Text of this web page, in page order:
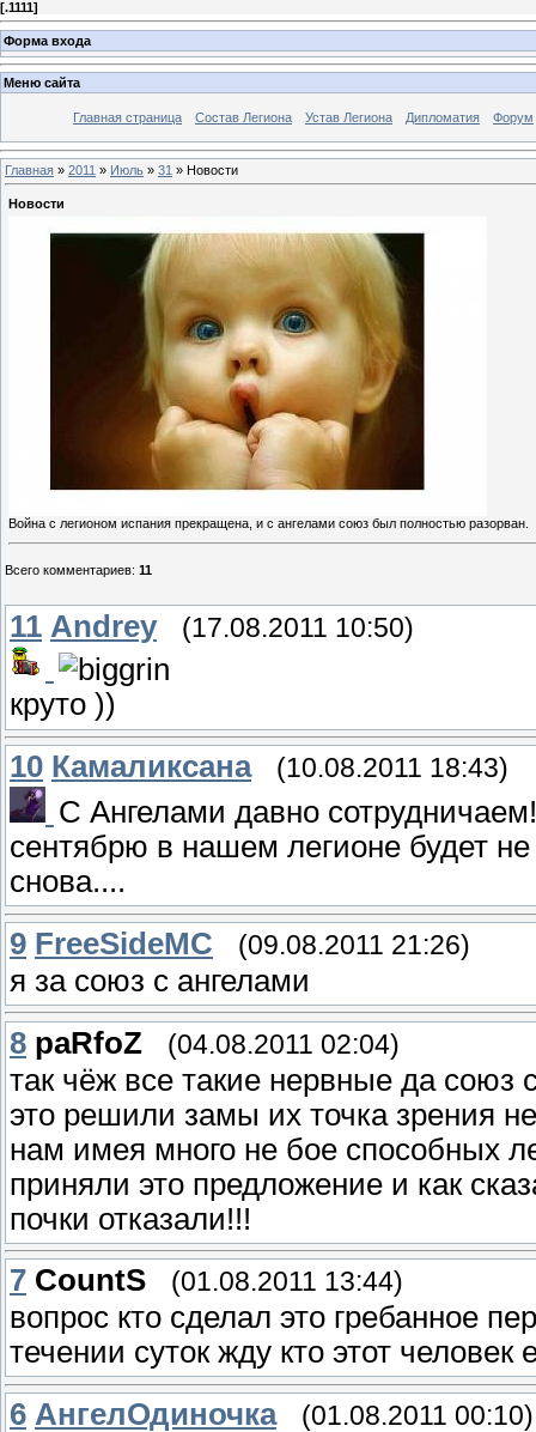
[.1111]
Форма входа
Меню сайта
Главная страница Состав Легиона Устав Легиона Дипломатия Форум
Главная » 2011 » Июль » 31 » Новости
Новости
Война с легионом испания прекращена, и с ангелами союз был полностью разорван.
Всего комментариев: 11
11 Andrey (17.08.2011 10:50)
круто ))
10 Камаликсана (10.08.2011 18:43)
С Ангелами давно
сентябрю в нашем легионе будет
снова....
9 FreeSideMC (09.08.2011 21:26)
я за союз с ангелами
8 paRfoZ (04.08.2011 02:04)
так чёж все такие нервные да союз
это решили замы их точка зрения
нам имея много не бое способных
приняли это предложение и как
почки отказали!!!
7 CountS (01.08.2011 13:44)
вопрос кто сделал это гребанное
течении суток жду кто этот
6 АнгелОдиночка (01.08.2011 00:10)